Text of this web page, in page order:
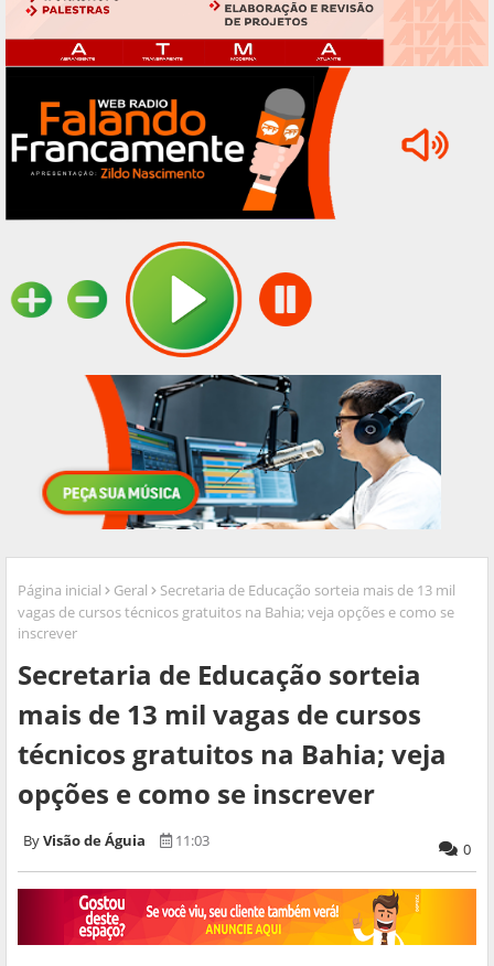
Página inicial Geral
Secretaria de Educação sorteia mais de 13 mil
vagas de cursos técnicos gratuitos na Bahia; veja opções e como se
inscrever
Secretaria de Educação sorteia
mais de 13 mil vagas de cursos
técnicos gratuitos na Bahia; veja
opções e como se inscrever
Visão de Águia 11:03 0